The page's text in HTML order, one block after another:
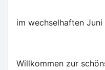
im wechselhaften
Willkommen zur